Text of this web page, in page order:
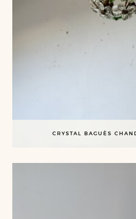
CRYSTAL BAGUÈS